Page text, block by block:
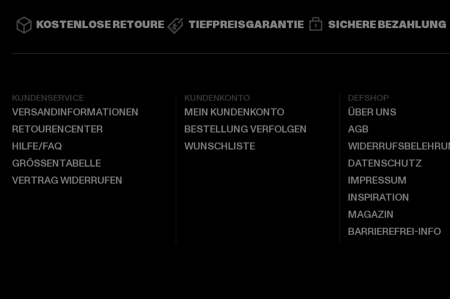
KOSTENLOSE RETOURE TIEFPREISGARANTIE SICHERE BEZAHLUNG
KUNDENSERVICE
VERSANDINFORMATIONEN
RETOURENCENTER
HILFE/FAQ
GRÖSSENTABELLE
VERTRAG WIDERRUFEN
KUNDENKONTO
MEIN KUNDENKONTO
BESTELLUNG VERFOLGEN
WUNSCHLISTE
DEFSHOP
ÜBER UNS
AGB
DATENSCHUTZ
IMPRESSUM
INSPIRATION
MAGAZIN
BARRIEREFREI-INFO